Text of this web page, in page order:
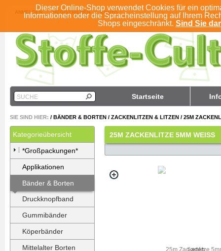
Dieser Online-Shop verwendet Cookies für ein
Informationen oder die Spracheinstellung auf Ihrem
Shops eingeschränkt. Sind Sie
ANMELDEN REGISTRIEREN KONTO
Startseite
SUCHE
SIE SIND HIER: / BÄNDER & BORTEN / ZACKENLITZEN & LITZEN / 25M
Kategorieübersicht
*Großpackungen*
Applikationen
Bänder & Borten
Druckknopfband
Gummibänder
Köperbänder
Mittelalter Borten
25M ZACKENLITZE 5MM WEISS
Laden...